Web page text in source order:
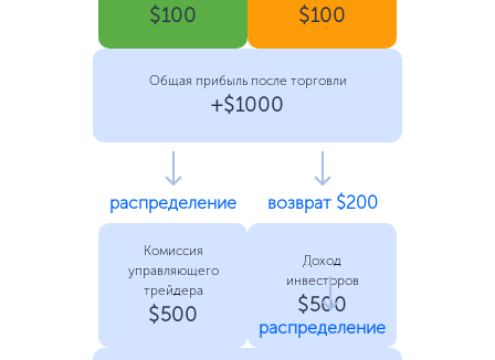
$100 $100
Общая прибыль после торговли
+$1000
распределение
Комиссия
управляющего
трейдера
$500
возврат $200
Доход
инвесторов
$500
распределение